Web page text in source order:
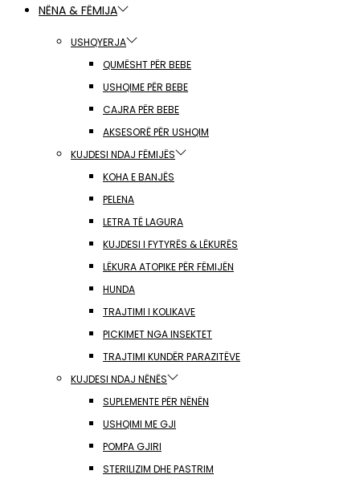
NËNA & FËMIJA
USHQYERJA
QUMËSHT PËR BEBE
USHQIME PËR BEBE
CAJRA PËR BEBE
AKSESORË PËR USHQIM
KUJDESI NDAJ FËMIJËS
KOHA E BANJËS
PELENA
LETRA TË LAGURA
KUJDESI I FYTYRËS & LËKURËS
LËKURA ATOPIKE PËR FËMIJËN
HUNDA
TRAJTIMI I KOLIKAVE
PICKIMET NGA INSEKTET
TRAJTIMI KUNDËR PARAZITËVE
KUJDESI NDAJ NËNËS
SUPLEMENTE PËR NËNËN
USHQIMI ME GJI
POMPA GJIRI
STERILIZIM DHE PASTRIM